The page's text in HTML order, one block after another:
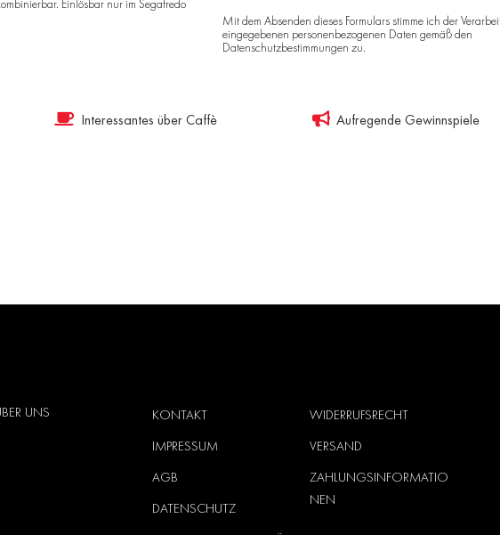
Einlösbar nur im Segafredo
Mit dem Absenden dieses Formulars stimme ich der
eingegebenen personenbezogenen Daten gemäß den
Datenschutzbestimmungen zu.
Interessantes über Caffè Aufregende Gewinnspiele
UNS
KONTAKT
IMPRESSUM
AGB
DATENSCHUTZ
WIDERRUFSRECHT
VERSAND
ZAHLUNGSINFORMATIO
NEN